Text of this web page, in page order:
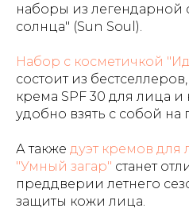
наборы из легендарной
солнца" (Sun Soul).
Набор с косметичкой
состоит из
крема SPF 30 для лица
удобно взять с собой
А также дуэт кремов для
"Умный загар" станет
преддверии летнего
защиты кожи лица.